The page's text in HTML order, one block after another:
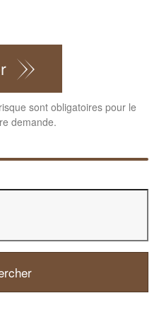
sont obligatoires pour le
demande.